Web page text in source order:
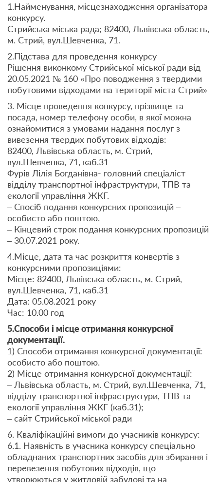
1.Найменування, місцезнаходження організатора
конкурсу.
Стрийська міська рада; 82400, Львівська область,
м. Стрий, вул.Шевченка, 71.
2.Підстава для проведення конкурсу
Рішення виконкому Стрийської міської ради від
20.05.2021 № 160 «Про поводження з твердими
побутовими відходами на території міста Стрий»
3. Місце проведення конкурсу, прізвище та
посада, номер телефону особи, в якої можна
ознайомитися з умовами надання послуг з
вивезення твердих побутових відходів:
82400, Львівська область, м. Стрий,
вул.Шевченка, 71, каб.31
Фурів Лілія Богданівна- головний спеціаліст
відділу транспортної інфраструктури, ТПВ та
екології управління ЖКГ.
– Спосіб подання конкурсних пропозицій –
особисто або поштою.
– Кінцевий строк подання конкурсних пропозицій
– 30.07.2021 року.
4.Місце, дата та час розкриття конвертів з
конкурсними пропозиціями:
Місце: 82400, Львівська область, м. Стрий,
вул.Шевченка, 71, каб.31
Дата: 05.08.2021 року
Час: 10.00 год
5.Способи і місце отримання конкурсної
документації.
1) Способи отримання конкурсної документації:
особисто або поштою.
2) Місце отримання конкурсної документації:
– Львівська область, м. Стрий, вул.Шевченка, 71,
відділу транспортної інфраструктури, ТПВ та
екології управління ЖКГ (каб.31);
– сайт Стрийської міської ради
6. Кваліфікаційні вимоги до учасників конкурсу:
6.1. Наявність в учасника конкурсу спеціально
обладнаних транспортних засобів для збирання і
перевезення побутових відходів, що
утворюються у житловій забудові та на